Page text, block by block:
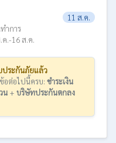
11 ส.ค.
ำการ
.-16 ส.ค.
ประกันภัยแล้ว
อต่อไปนี้ครบ: ชำระเงิน
น+ บริษัทประกันตกลง